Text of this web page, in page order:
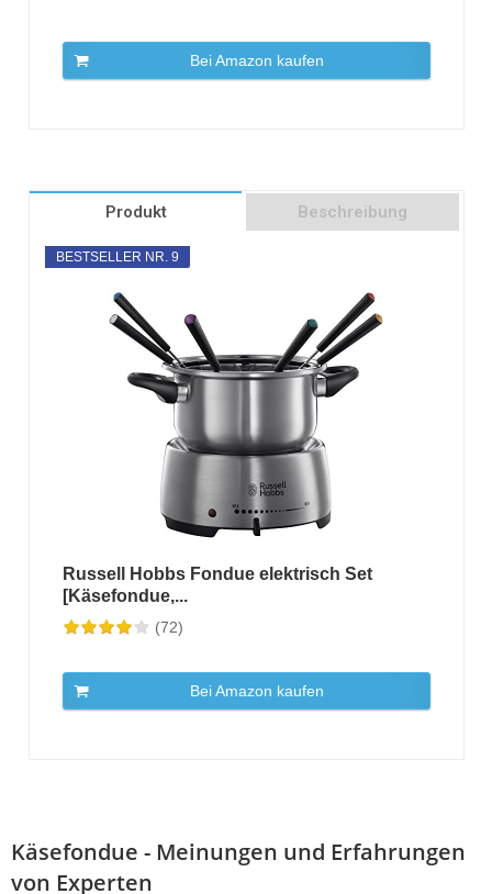
Bei Amazon kaufen
Produkt Beschreibung
BESTSELLER NR. 9
Russell Hobbs Fondue elektrisch Set
[Käsefondue,...
(72)
Bei Amazon kaufen
Käsefondue - Meinungen und Erfahrungen
von Experten